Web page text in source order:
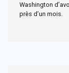
Washington
près d’un mois.